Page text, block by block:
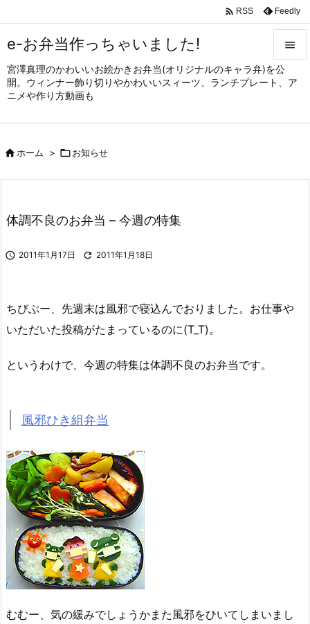
e-お弁当作っちゃいました!
宮澤真理のかわいいお絵かきお弁当(オリジナルのキャラ弁)を公
開。ウィンナー飾り切りやかわいいスィーツ、ランチプレート、ア
ニメや作り方動画も


メニュ
サイド

 RSS Feedly
ホーム > お知らせ
体調不良のお弁当 – 今週の特集
 2011年1月17日  2011年1月18日
ちびぶー、先週末は風邪で寝込んでおりました。お仕事や
いただいた投稿がたまっているのに(T_T)。
というわけで、今週の特集は体調不良のお弁当です。
風邪ひき組弁当
むむー、気の緩みでしょうかまた風邪をひいてしまいまし